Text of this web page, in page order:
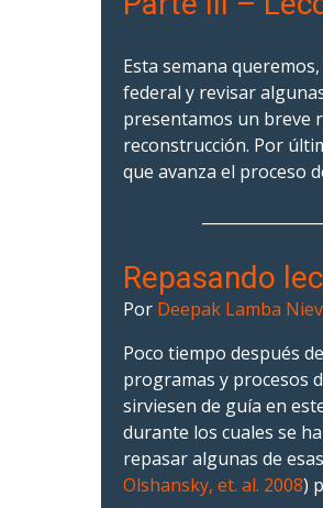
Esta semana
federal y revisar
presentamos un breve
reconstrucción. Por
que avanza el proceso
Repasando
Por Deepak Lamba
Poco tiempo después
programas y procesos
sirviesen de guía en
durante los cuales se
repasar algunas de
Olshansky, et. al. 2008)